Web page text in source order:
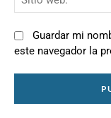
Guardar mi
este navegador la